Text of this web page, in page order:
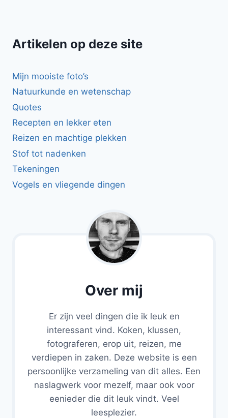
Artikelen op deze site
Mijn mooiste foto’s
Natuurkunde en wetenschap
Quotes
Recepten en lekker eten
Reizen en machtige plekken
Stof tot nadenken
Tekeningen
Vogels en vliegende dingen
Over mij
Er zijn veel dingen die ik leuk en
interessant vind. Koken, klussen,
fotograferen, erop uit, reizen, me
verdiepen in zaken. Deze website is een
persoonlijke verzameling van dit alles. Een
naslagwerk voor mezelf, maar ook voor
eenieder die dit leuk vindt. Veel
leesplezier.